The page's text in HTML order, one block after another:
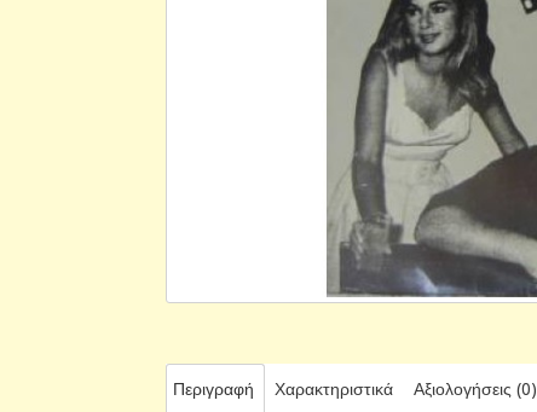
Περιγραφή Χαρακτηριστικά Αξιολογήσεις (0)